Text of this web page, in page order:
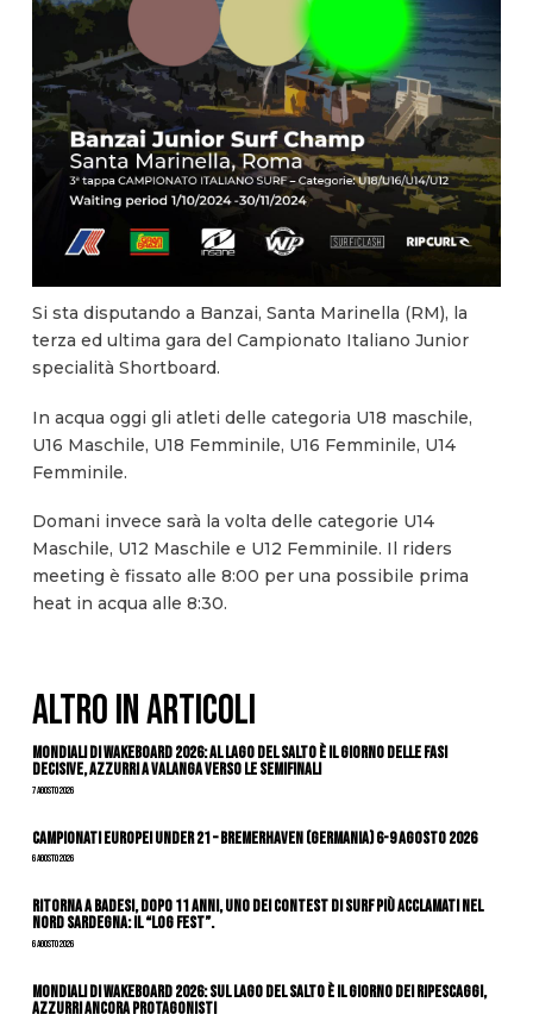
Si sta disputando a Banzai, Santa Marinella (RM), la
terza ed ultima gara del Campionato Italiano Junior
specialità Shortboard.
In acqua oggi gli atleti delle categoria U18 maschile,
U16 Maschile, U18 Femminile, U16 Femminile, U14
Femminile.
Domani invece sarà la volta delle categorie U14
Maschile, U12 Maschile e U12 Femminile. Il riders
meeting è fissato alle 8:00 per una possibile prima
heat in acqua alle 8:30.
ALTRO IN ARTICOLI
Mondiali di Wakeboard 2026: al Lago del Salto è il giorno delle fasi
decisive, azzurri a valanga verso le semifinali
7 Agosto 2026
Campionati Europei Under 21 – Bremerhaven (Germania) 6-9 agosto 2026
6 Agosto 2026
Ritorna a Badesi, dopo 11 anni, uno dei contest di surf più acclamati nel
nord Sardegna: il “Log Fest”.
6 Agosto 2026
Mondiali di Wakeboard 2026: sul Lago del Salto è il giorno dei ripescaggi,
azzurri ancora protagonisti